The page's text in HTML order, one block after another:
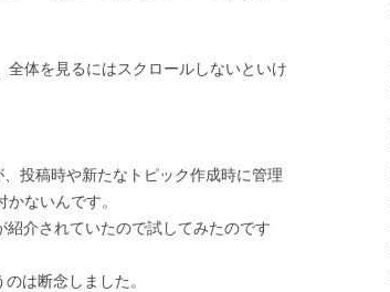
体を見るにはスクロールしないといけ
投稿時や新たなトピック作成時に管理
ないんです。
介されていたので試してみたのです
は断念しました。